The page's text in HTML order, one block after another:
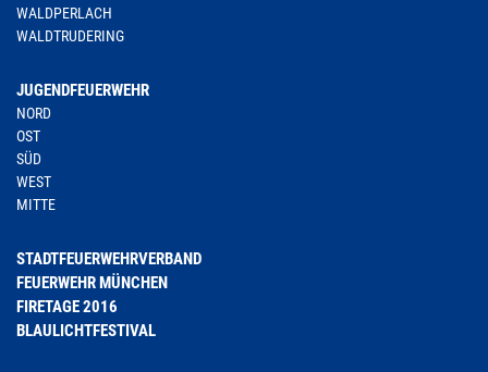
WALDPERLACH
WALDTRUDERING
JUGENDFEUERWEHR
NORD
OST
SÜD
WEST
MITTE
STADTFEUERWEHRVERBAND
FEUERWEHR MÜNCHEN
FIRETAGE 2016
BLAULICHTFESTIVAL